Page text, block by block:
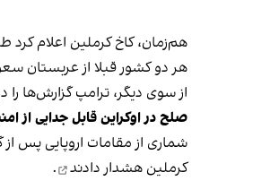
هم‌زمان، کاخ کرملین اعلام کرد
هر دو کشور قبلا از عربستان
از سوی دیگر، ترامپ گزارش‌ها
صلح در اوکراین قابل جدایی از
شماری از مقامات اروپایی پس از
کرملین هشدار دادند
.